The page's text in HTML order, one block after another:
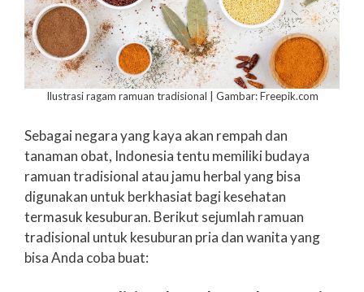
Ilustrasi ragam ramuan tradisional | Gambar: Freepik.com
Sebagai negara yang kaya akan rempah dan
tanaman obat, Indonesia tentu memiliki budaya
ramuan tradisional atau jamu herbal yang bisa
digunakan untuk berkhasiat bagi kesehatan
termasuk kesuburan. Berikut sejumlah ramuan
tradisional untuk kesuburan pria dan wanita yang
bisa Anda coba buat: